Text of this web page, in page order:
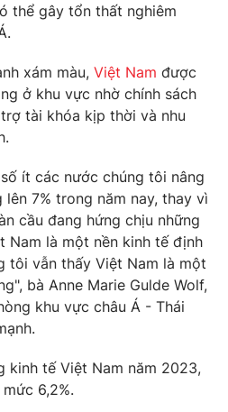
VTV8
English
hình Việt Nam
báo điện tử số 483/GP-BTTTT
thể gây tổn thất nghiêm
xám màu, Việt Nam được
ở khu vực nhờ chính sách
tài khóa kịp thời và nhu
ít các nước chúng tôi nâng
7% trong năm nay, thay vì
cầu đang hứng chịu những
Nam là một nền kinh tế định
tôi vẫn thấy Việt Nam là một
bà Anne Marie Gulde Wolf,
khu vực châu Á - Thái
kinh tế Việt Nam năm 2023,
6,2%.